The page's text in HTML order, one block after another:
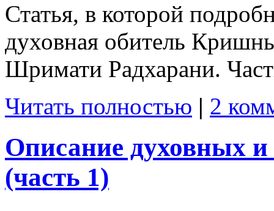
Статья, в которой
духовная обитель
Шримати Радхарани.
Читать полностью | 2
Описание духовных
(часть 1)